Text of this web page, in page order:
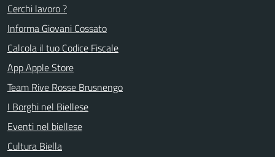
Cerchi lavoro ?
Informa Giovani Cossato
Calcola il tuo Codice Fiscale
App Apple Store
Team Rive Rosse Brusnengo
I Borghi nel Biellese
Eventi nel biellese
Cultura Biella